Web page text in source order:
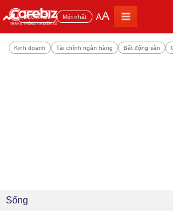
Đọc nhiều Mới nhất AA
Kinh doanh Tài chính ngân hàng Bất động sản
Sống